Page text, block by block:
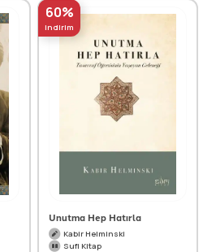
60%
indirim
Unutma Hep Hatırla
Kabir Helminski
Sufi Kitap